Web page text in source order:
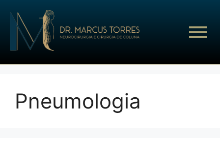
Pneumologia